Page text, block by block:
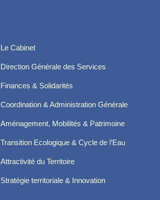
Le Cabinet
Direction Générale des Services
Finances & Solidarités
Coordination & Administration Générale
Aménagement, Mobilités & Patrimoine
Transition Ecologique & Cycle de l’Eau
Attractivité du Territoire
Stratégie territoriale & Innovation